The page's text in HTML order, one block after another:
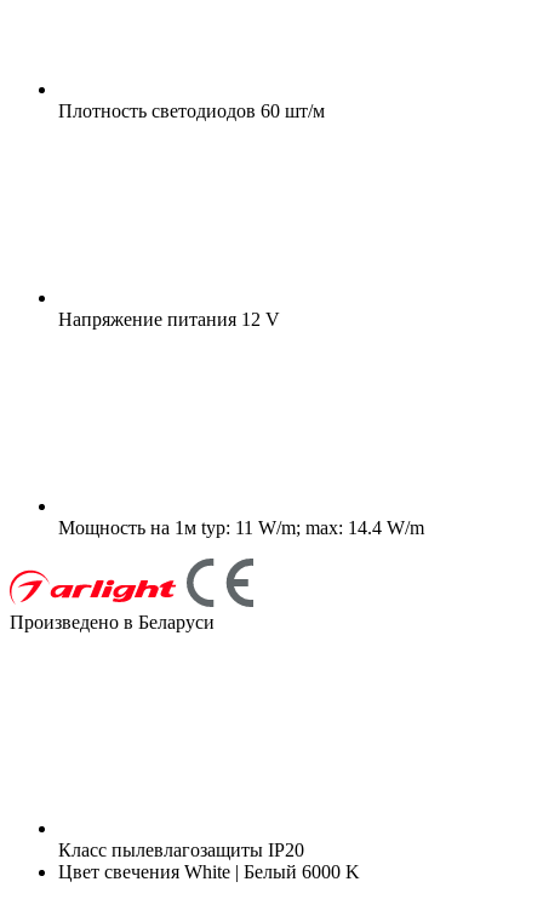
Плотность светодиодов 60 шт/м
Напряжение питания 12 V
Мощность на 1м typ: 11 W/m; max: 14.4 W/m
Произведено в Беларуси
Класс пылевлагозащиты IP20
Цвет свечения White | Белый 6000 K